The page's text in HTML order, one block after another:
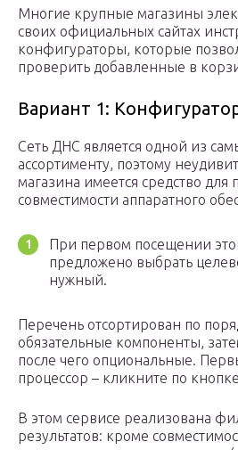
Многие крупные магазины
своих официальных сайтах
конфигураторы, которые
проверить добавленные в
Вариант 1:
Сеть ДНС является одной из
ассортименту, поэтому
магазина имеется средство для
совместимости аппаратного
При первом посещении
предложено выбрать
нужный.
Перечень отсортирован по
обязательные компоненты,
после чего опциональные.
процессор – кликните по
В этом сервисе реализована
результатов: кроме